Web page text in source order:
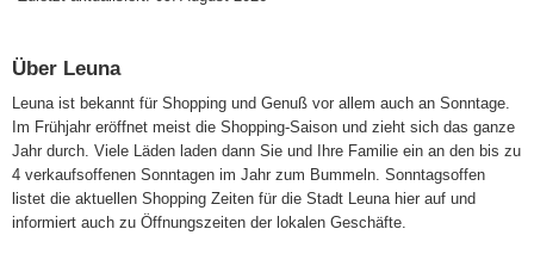
Über Leuna
Leuna ist bekannt für Shopping und Genuß vor allem auch an Sonntage.
Im Frühjahr eröffnet meist die Shopping-Saison und zieht sich das ganze
Jahr durch. Viele Läden laden dann Sie und Ihre Familie ein an den bis zu
4 verkaufsoffenen Sonntagen im Jahr zum Bummeln. Sonntagsoffen
listet die aktuellen Shopping Zeiten für die Stadt Leuna hier auf und
informiert auch zu Öffnungszeiten der lokalen Geschäfte.